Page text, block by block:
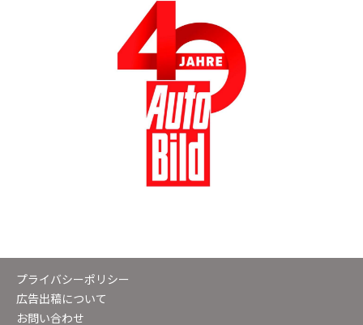
プライバシーポリシー
広告出稿について
お問い合わせ